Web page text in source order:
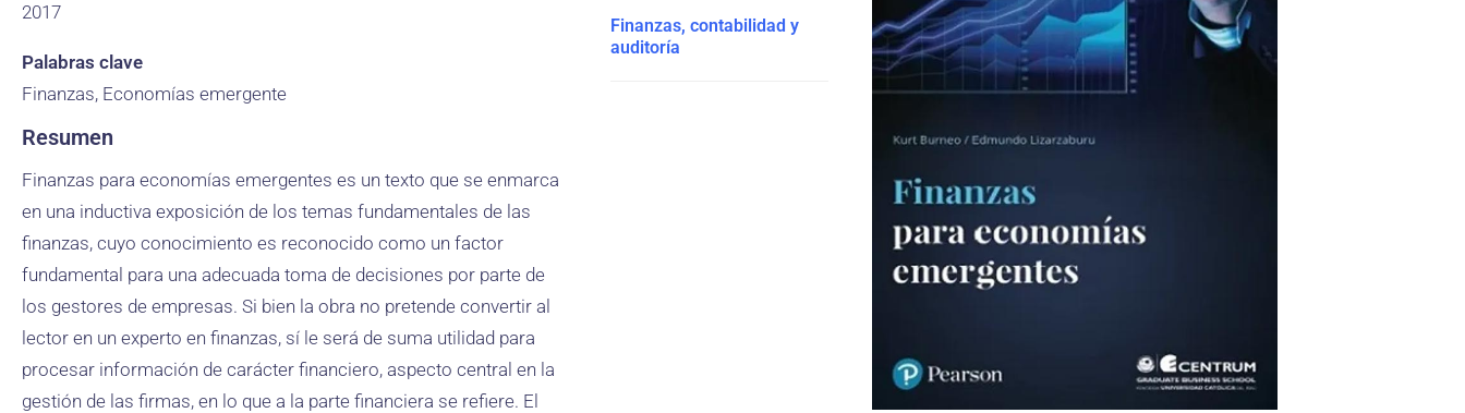
2017
Palabras clave
Finanzas, Economías emergente
Resumen
Finanzas para economías emergentes es un texto que se enmarca
en una inductiva exposición de los temas fundamentales de las
finanzas, cuyo conocimiento es reconocido como un factor
fundamental para una adecuada toma de decisiones por parte de
los gestores de empresas. Si bien la obra no pretende convertir al
lector en un experto en finanzas, sí le será de suma utilidad para
procesar información de carácter financiero, aspecto central en la
gestión de las firmas, en lo que a la parte financiera se refiere. El
Finanzas, contabilidad y
auditoría